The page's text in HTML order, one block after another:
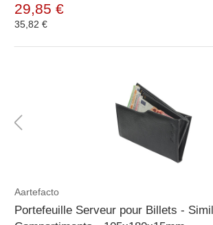
29,85 €
35,82 €
Aartefacto
Portefeuille Serveur pour Billets -